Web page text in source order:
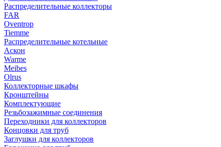
Распределительные коллекторы
FAR
Oventrop
Tiemme
Распределительные котельные
Аскон
Warme
Meibes
Olrus
Коллекторные шкафы
Кронштейны
Комплектующие
Резьбозажимные соединения
Переходники для коллекторов
Концовки для труб
Заглушки для коллекторов